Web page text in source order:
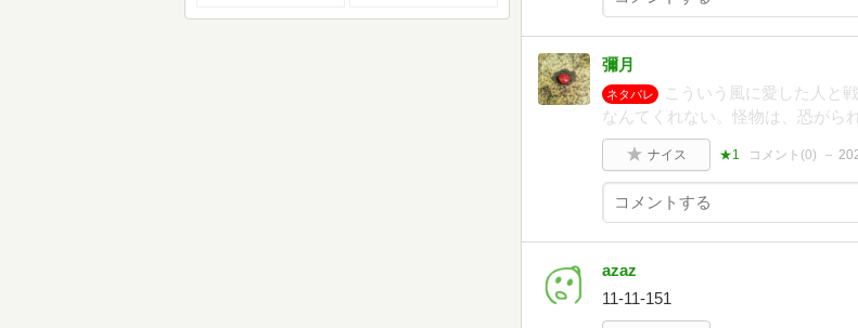
彌月
ネタバレ
こういう風に愛した人と
なんてくれない。怪物は、恐がら
ナイス ★1 コメント(0)
azaz
11-11-151